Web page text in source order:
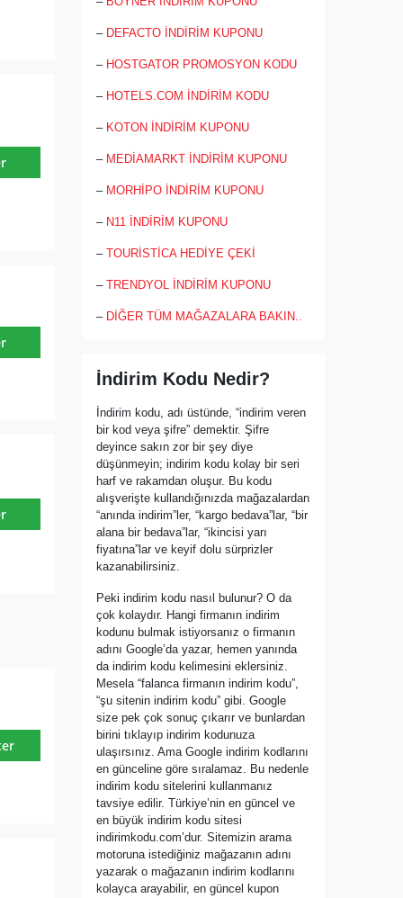
günlük ayakkabı, terlik veya sandalet
sağlamaktadır. Yaz ve kış değişen ürün
seçim yapmakta zorlayan Shoebox,
indirim kampanyalarıyla daha uygun
– DEFACTO İNDİRİM KUPONU
– HOSTGATOR PROMOSYON KODU
– HOTELS.COM İNDİRİM KODU
– KOTON İNDİRİM KUPONU
– MEDİAMARKT İNDİRİM KUPONU
– MORHİPO İNDİRİM KUPONU
– N11 İNDİRİM KUPONU
– TOURİSTİCA HEDİYE ÇEKİ
– TRENDYOL İNDİRİM KUPONU
– DİĞER TÜM MAĞAZALARA BAKIN..
İndirim Kodu Nedir?
İndirim kodu, adı üstünde, “indirim veren
bir kod veya şifre” demektir. Şifre
deyince sakın zor bir şey diye
düşünmeyin; indirim kodu kolay bir seri
harf ve rakamdan oluşur. Bu kodu
alışverişte kullandığınızda mağazalardan
“anında indirim”ler, “kargo bedava”lar, “bir
alana bir bedava”lar, “ikincisi yarı
fiyatına”lar ve keyif dolu sürprizler
kazanabilirsiniz.
Peki indirim kodu nasıl bulunur? O da
çok kolaydır. Hangi firmanın indirim
kodunu bulmak istiyorsanız o firmanın
adını Google’da yazar, hemen yanında
da indirim kodu kelimesini eklersiniz.
Mesela “falanca firmanın indirim kodu”,
“şu sitenin indirim kodu” gibi. Google
size pek çok sonuç çıkarır ve bunlardan
birini tıklayıp indirim kodunuza
ulaşırsınız. Ama Google indirim kodlarını
en günceline göre sıralamaz. Bu nedenle
indirim kodu sitelerini kullanmanız
tavsiye edilir. Türkiye’nin en güncel ve
en büyük indirim kodu sitesi
indirimkodu.com’dur. Sitemizin arama
motoruna istediğiniz mağazanın adını
yazarak o mağazanın indirim kodlarını
kolayca arayabilir, en güncel kupon